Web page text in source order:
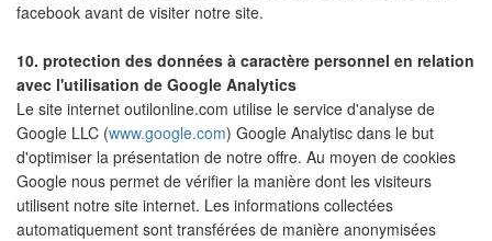
facebook avant de visiter notre site.
10. protection des données à caractère personnel en relation
avec l'utilisation de Google Analytics
Le site internet outilonline.com utilise le service d'analyse de
Google LLC (www.google.com) Google Analytisc dans le but
d'optimiser la présentation de notre offre. Au moyen de cookies
Google nous permet de vérifier la manière dont les visiteurs
utilisent notre site internet. Les informations collectées
automatiquement sont transférées de manière anonymisées